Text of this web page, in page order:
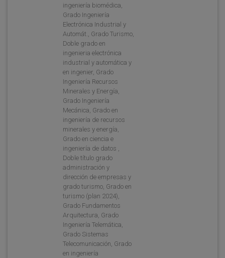
ingeniería biomédica,
Grado Ingeniería
Electrónica Industrial y
Automát., Grado Turismo,
Doble grado en
ingenieria electrónica
industrial y automática y
en ingenier, Grado
Ingeniería Recursos
Minerales y Energía,
Grado Ingeniería
Mecánica, Grado en
ingeniería de recursos
minerales y energía,
Grado en ciencia e
ingeniería de datos ,
Doble título grado
administración y
dirección de empresas y
grado turismo, Grado en
turismo (plan 2024),
Grado Fundamentos
Arquitectura, Grado
Ingeniería Telemática,
Grado Sistemas
Telecomunicación, Grado
en ingeniería